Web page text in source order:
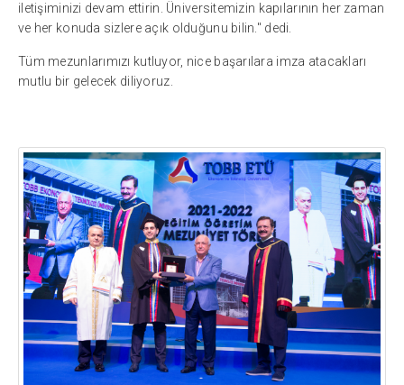
iletişiminizi devam ettirin. Üniversitemizin kapılarının her zaman
ve her konuda sizlere açık olduğunu bilin." dedi.
Tüm mezunlarımızı kutluyor, nice başarılara imza atacakları
mutlu bir gelecek diliyoruz.